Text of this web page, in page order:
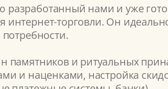
нами и уже
торговли. Он
памятников и ритуальных
и наценками, настройка